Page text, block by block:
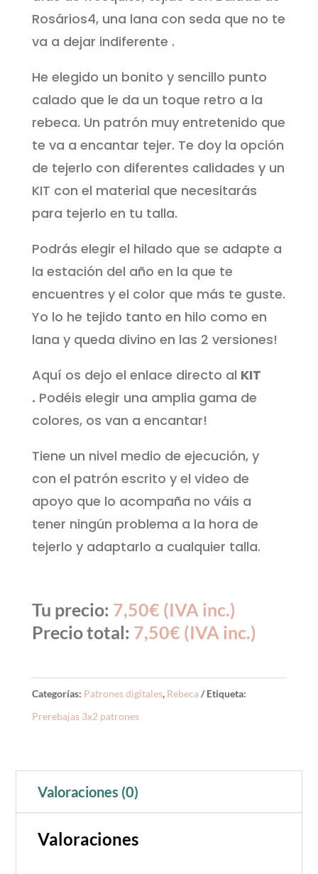
Rosários4, una lana con seda que no te
va a dejar indiferente .
He elegido un bonito y sencillo punto
calado que le da un toque retro a la
rebeca. Un patrón muy entretenido que
te va a encantar tejer. Te doy la opción
de tejerlo con diferentes calidades y un
KIT con el material que necesitarás
para tejerlo en tu talla.
Podrás elegir el hilado que se adapte a
la estación del año en la que te
encuentres y el color que más te guste.
Yo lo he tejido tanto en hilo como en
lana y queda divino en las 2 versiones!
Aquí os dejo el enlace directo al KIT
. Podéis elegir una amplia gama de
colores, os van a encantar!
Tiene un nivel medio de ejecución, y
con el patrón escrito y el video de
apoyo que lo acompaña no váis a
tener ningún problema a la hora de
tejerlo y adaptarlo a cualquier talla.
Tu precio: 7,50€ (IVA inc.)
Precio total: 7,50€ (IVA inc.)
Categorías: Patrones digitales, Rebeca
Etiqueta:
Prerebajas 3x2 patrones
Valoraciones (0)
Valoraciones